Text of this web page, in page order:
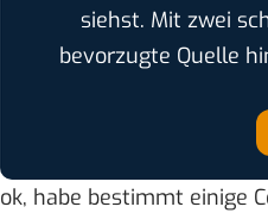
siehst. Mit zwei
bevorzugte Quelle
ok, habe bestimmt einige